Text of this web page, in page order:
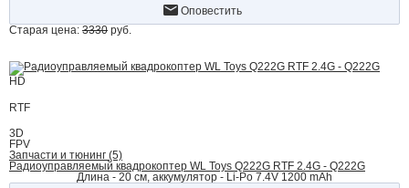
Оповестить
Старая цена: 3330 руб.
HD
RTF
3D
FPV
Запчасти и тюнинг (5)
Радиоуправляемый квадрокоптер WL Toys Q222G RTF 2.4G - Q222G
Длина - 20 см, аккумулятор - Li-Po 7.4V 1200 mAh